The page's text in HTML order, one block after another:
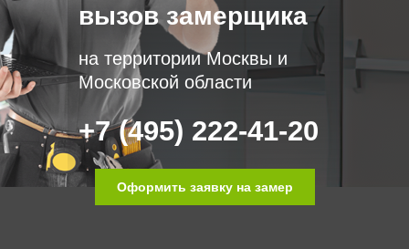
вызов замерщика
на территории Москвы и
Московской области
+7 (495) 222-41-20
Оформить заявку на замер